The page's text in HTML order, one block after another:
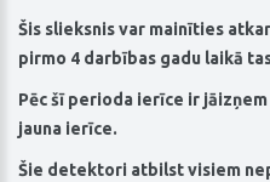
Šis slieksnis var mainīties
pirmo 4 darbības gadu laikā
Pēc šī perioda ierīce ir
jauna ierīce.
Šie detektori atbilst visiem